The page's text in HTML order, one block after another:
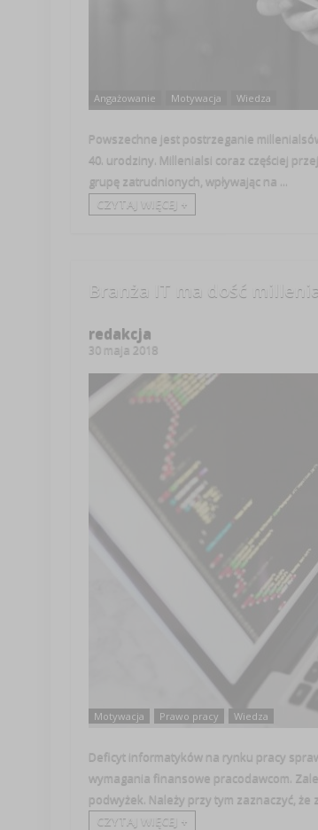
Angażowanie Motywacja Wiedza
Powszechne jest postrzeganie
40. urodziny. Millenialsi coraz częściej
grupę zatrudnionych, wpływając na ...
CZYTAJ WIĘCEJ +
Branża IT ma dość
redakcja
30 maja 2018
Motywacja Prawo pracy Wiedza
Deficyt informatyków na rynku pracy
wymagania finansowe pracodawcom.
podwyżek. Należy przy tym zaznaczyć, że
CZYTAJ WIĘCEJ +